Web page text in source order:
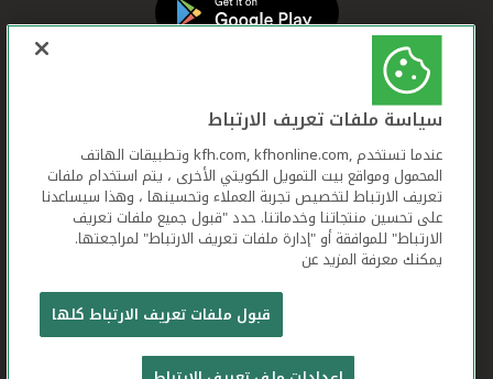
بيت التمويل الكويتي جميع الحقوق محفوظة © 2026
شروط وأحكام استخدام الموقع الإلكتروني
سياسة ملفات تعريف الارتباط
عندما تستخدم ,kfh.com, kfhonline.com وتطبيقات الهاتف
المحمول ومواقع بيت التمويل الكويتي الأخرى ، يتم استخدام ملفات
تعريف الارتباط لتخصيص تجربة العملاء وتحسينها ، وهذا سيساعدنا
على تحسين منتجاتنا وخدماتنا. حدد "قبول جميع ملفات تعريف
الارتباط" للموافقة أو "إدارة ملفات تعريف الارتباط" لمراجعتها.
يمكنك معرفة المزيد عن
قبول ملفات تعريف الارتباط كلها